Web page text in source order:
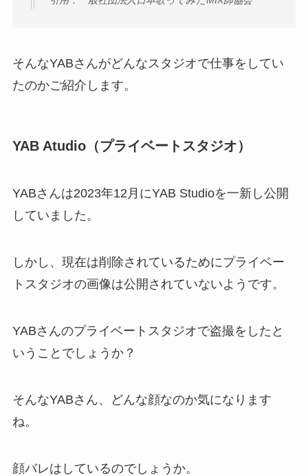
そんなYABさんがどんなスタジオで仕事をしてい
たのかご紹介します。
YAB Atudio（プライベートスタジオ）
YABさんは2023年12月にYAB Studioを一新し公開
していました。
しかし、現在は削除されているためにプライベー
トスタジオの画像は公開されていないようです。
YABさんのプライベートスタジオで盗撮をしたと
いうことでしょうか？
そんなYABさん、どんな顔なのか気になります
ね。
顔バレはしているのでしょうか。